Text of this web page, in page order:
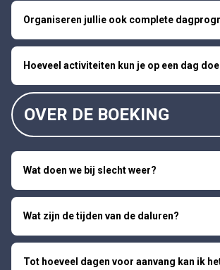
Organiseren jullie ook complete
Hoeveel activiteiten kun je op een dag
OVER DE BOEKING
Wat doen we bij slecht weer?
Wat zijn de tijden van de daluren?
Tot hoeveel dagen voor aanvang kan ik